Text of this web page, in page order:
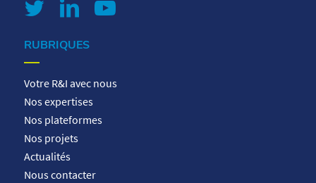
RUBRIQUES
Votre R&I avec nous
Nos expertises
Nos plateformes
Nos projets
Actualités
Nous contacter